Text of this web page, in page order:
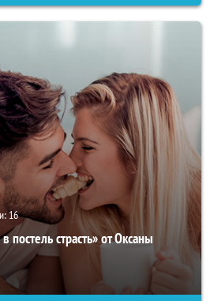
16
постель страсть» от Оксаны